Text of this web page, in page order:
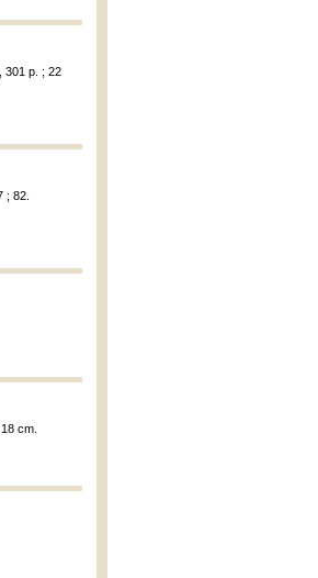
301 p. ; 22
; 82.
cm.